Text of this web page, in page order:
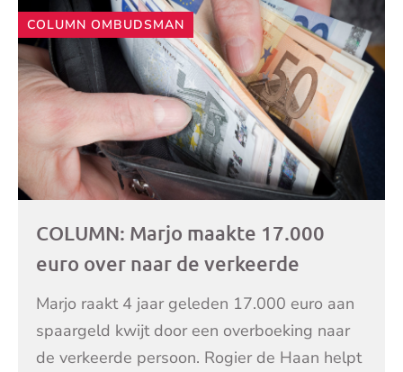
COLUMN OMBUDSMAN
COLUMN: Marjo maakte 17.000
euro over naar de verkeerde
persoon
Marjo raakt 4 jaar geleden 17.000 euro aan
spaargeld kwijt door een overboeking naar
de verkeerde persoon. Rogier de Haan helpt